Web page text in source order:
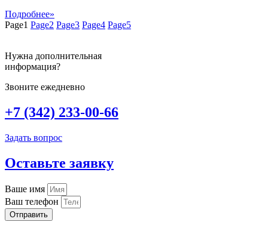
Подробнее»
Page1 Page2 Page3 Page4 Page5
Нужна дополнительная
информация?
Звоните ежедневно
+7 (342) 233-00-66
Задать вопрос
Оставьте заявку
Ваше имя
Ваш телефон
Отправить